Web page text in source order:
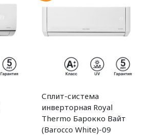
Сплит-система
инверторная Royal
Thermo Барокко Вайт
(Barocco White)-09